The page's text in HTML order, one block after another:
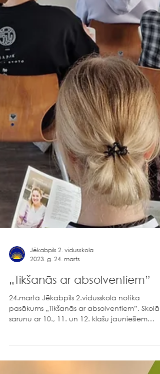
Jēkabpils 2. vidusskola
2023. g. 24. marts
„Tikšanās ar absolventiem”
pasākums „Tikšanās ar absolventiem”. Skolā